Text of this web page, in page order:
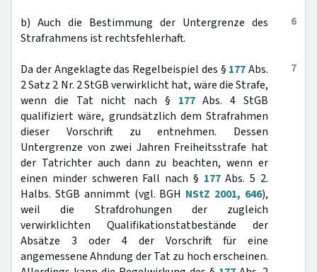
6
b) Auch die Bestimmung der Untergrenze des
Strafrahmens ist rechtsfehlerhaft.
7
Da der Angeklagte das Regelbeispiel des § 177Abs.
2 Satz 2 Nr. 2 StGB verwirklicht hat, wäre die Strafe,
wenn die Tat nicht nach § 177Abs. 4 StGB
qualifiziert wäre, grundsätzlich dem Strafrahmen
dieser Vorschrift zu entnehmen. Dessen
Untergrenze von zwei Jahren Freiheitsstrafe hat
der Tatrichter auch dann zu beachten, wenn er
einen minder schweren Fall nach § 177Abs. 5 2.
Halbs. StGB annimmt (vgl. BGH NStZ 2001, 646),
weil die Strafdrohungen der zugleich
verwirklichten Qualifikationstatbestände der
Absätze 3 oder 4 der Vorschrift für eine
angemessene Ahndung der Tat zu hoch erscheinen.